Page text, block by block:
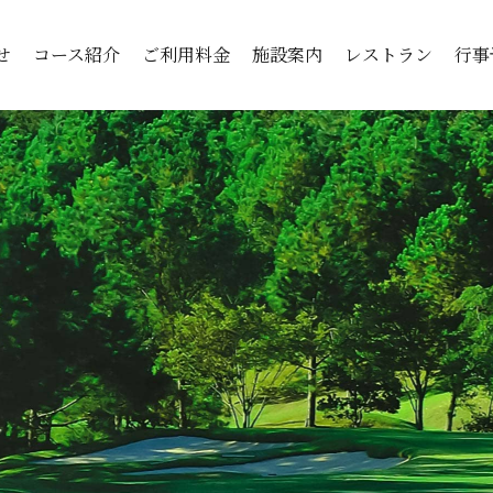
コース紹介 ご利用料金 施設案内 レストラン 行